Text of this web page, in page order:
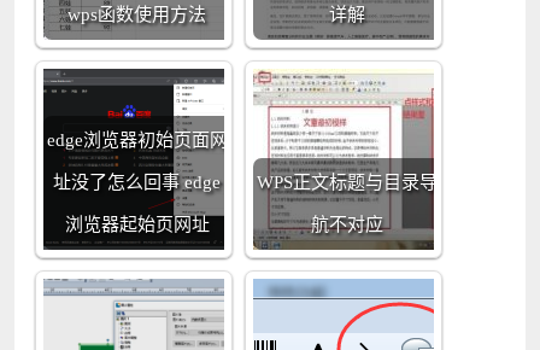
wps函数使用方法 详解
edge浏览器初始页面网
址没了怎么回事 edge
浏览器起始页网址
WPS正文标题与目录导
航不对应